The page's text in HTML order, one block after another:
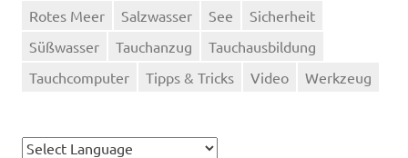
Rotes Meer
Salzwasser See
Sicherheit
Süßwasser
Tauchanzug
Tauchausbildung
Tauchcomputer
Tipps & Tricks Video Werkzeug